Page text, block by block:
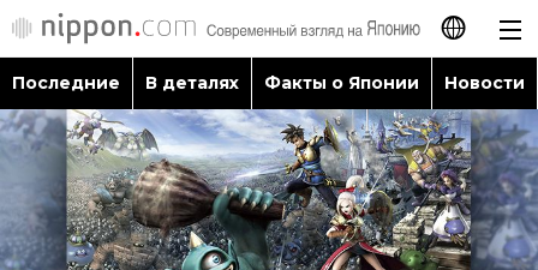
日本語
English
简体字
Последние
Последние В деталях Факты о Японии Новости